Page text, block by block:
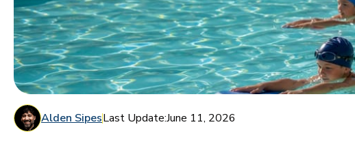
Alden SipesLast Update:June 11, 2026